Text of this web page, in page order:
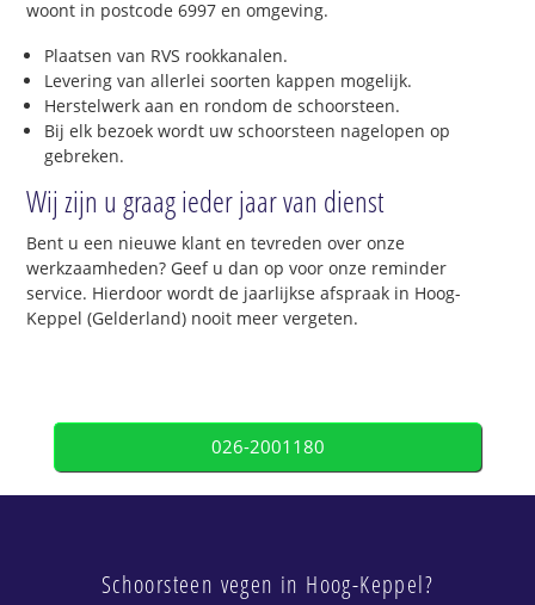
woont in postcode 6997 en omgeving.
Plaatsen van RVS rookkanalen.
Levering van allerlei soorten kappen mogelijk.
Herstelwerk aan en rondom de schoorsteen.
Bij elk bezoek wordt uw schoorsteen nagelopen op
gebreken.
Wij zijn u graag ieder jaar van dienst
Bent u een nieuwe klant en tevreden over onze
werkzaamheden? Geef u dan op voor onze reminder
service. Hierdoor wordt de jaarlijkse afspraak in Hoog-
Keppel (Gelderland) nooit meer vergeten.
026-2001180
Schoorsteen vegen in Hoog-Keppel?